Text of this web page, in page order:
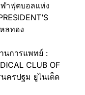
าฟุตบอลแห่ง
ลทอง
นการแพทย์ :
CLUB OF
ครปฐม ยูไนเต็ด